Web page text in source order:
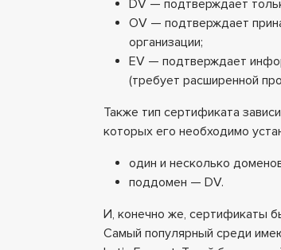
DV — подтверждает
OV — подтверждает
организации;
EV — подтверждает
(требует расширенной
Также тип сертификата
которых его необходимо
один и несколько
поддомен — DV.
И, конечно же, сертификаты
Самый популярный среди